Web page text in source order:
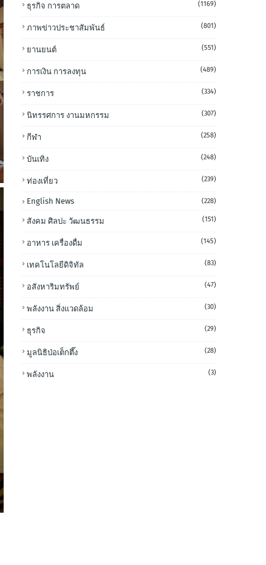
ธุรกิจ การตลาด (1169)
ภาพข่าวประชาสัมพันธ์ (801)
ยานยนต์ (551)
การเงิน การลงทุน (489)
ราชการ (334)
นิทรรศการ งานมหกรรม (307)
กีฬา (258)
บันเทิง (248)
ท่องเที่ยว (239)
English News (228)
สังคม ศิลปะ วัฒนธรรม (151)
อาหาร เครื่องดื่ม (145)
เทคโนโลยีดิจิทัล (83)
อสังหาริมทรัพย์ (47)
พลังงาน สิ่งแวดล้อม (30)
ธุรกิจ (29)
มูลนิธิป่อเต็กตึ๊ง (28)
พลังงาน (3)